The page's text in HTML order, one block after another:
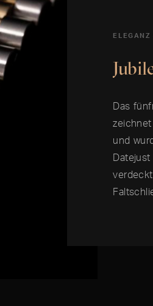
ELEGANZ
Das
und